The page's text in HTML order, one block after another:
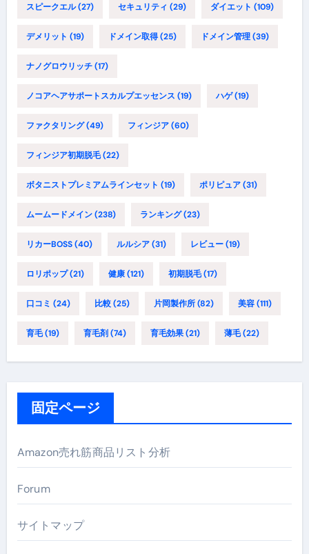
スピークエル(27) セキュリティ (29) ダイエット (109)
デメリット (19) ドメイン取得(25) ドメイン管理(39)
ナノグロウリッチ(17)
ノコアヘアサポートスカルプエッセンス (19) ハゲ(19)
ファクタリング(49) フィンジア(60)
フィンジア初期脱毛(22)
ボタニストプレミアムラインセット (19) ポリピュア(31)
ムームードメイン(238) ランキング(23)
リカーBOSS(40) ルルシア(31) レビュー(19)
ロリポップ(21) 健康(121) 初期脱毛(17)
口コミ (24) 比較(25) 片岡製作所(82) 美容(111)
育毛(19) 育毛剤 (74) 育毛効果(21) 薄毛(22)
固定ページ
Amazon売れ筋商品リスト分析
Forum
サイトマップ